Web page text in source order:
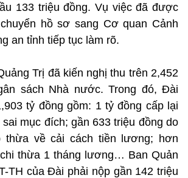
133 triệu đồng. Vụ việc đã được
hồ sơ sang Cơ quan Cảnh
an tỉnh tiếp tục làm rõ.
Trị đã kiến nghị thu trên 2,452
sách Nhà nước. Trong đó, Đài
tỷ đồng gồm: 1 tỷ đồng cấp lại
mục đích; gần 633 triệu đồng do
thừa về cải cách tiền lương; hơn
thừa 1 tháng lương… Ban Quản
TH của Đài phải nộp gần 142 triệu